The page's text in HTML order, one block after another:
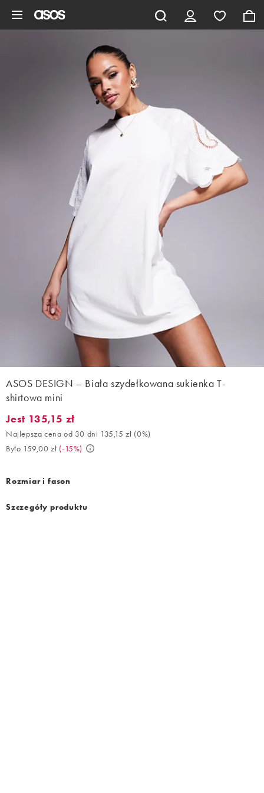
ASOS DESIGN – Biała szydełkowana sukienka T-
shirtowa mini
Jest 135,15 zł. Najlepsza cena od 30 dni 135,15 zł (0%). Było
Jest 135,15 zł
Najlepsza cena od 30 dni 135,15 zł (0%)
Było 159,00 zł (-15%)
Rozmiar i fason
Szczegóły produktu